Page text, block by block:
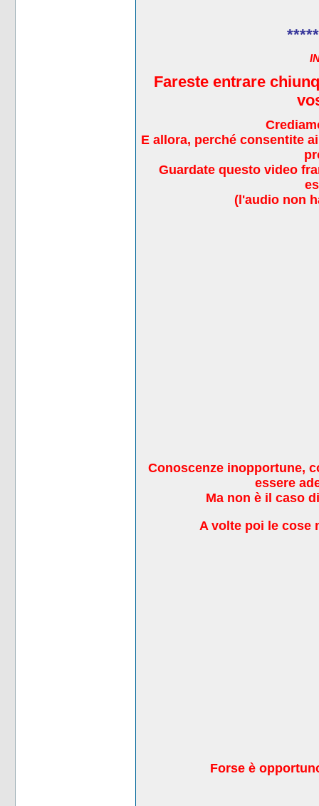
Fareste entrare
E allora, perché consentite
Guardate questo video
(l'audio non
Conoscenze inopportune,
essere
Ma non è il caso
A volte poi le cose
Forse è